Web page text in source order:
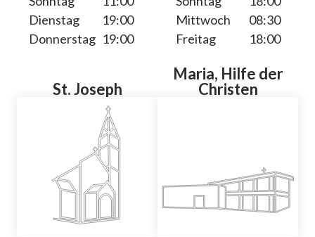
Dienstag
19:00
Donnerstag 19:00
Mittwoch
08:30
Freitag
18:00
St. Joseph
Maria, Hilfe der
Christen